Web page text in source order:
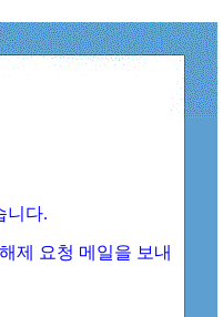
니다.
제 요청 메일을 보내